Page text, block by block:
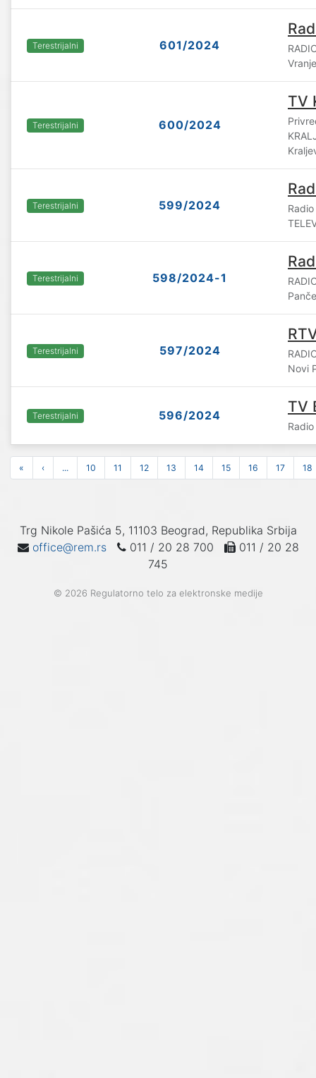
Terestrijalni 601/2024
Vranje
Terestrijalni 600/2024
TV
Terestrijalni 599/2024
Terestrijalni 598/2024-1
Terestrijalni 597/2024
Novi
Terestrijalni 596/2024 TV
« ‹ ... 10 11 12 13 14 15 16 17 18
Trg Nikole Pašića 5, 11103 Beograd, Republika Srbija
office@rem.rs
011 / 20 28 700
011 / 20 28
745
© 2026 Regulatorno telo za elektronske medije